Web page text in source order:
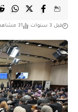
قبل 3 سنوات 31 مشاهدات